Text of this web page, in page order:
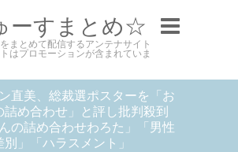
ーすまとめ☆
まとめて配信するアンテナサイト
はプロモーションが含まれていま
直美、総裁選ポスターを「お
詰め合わせ」と評し批判殺到
の詰め合わせわろた」「男性
別」「ハラスメント」